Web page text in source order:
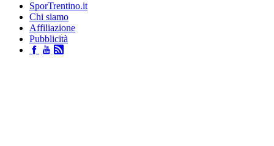
SporTrentino.it
Chi siamo
Affiliazione
Pubblicità